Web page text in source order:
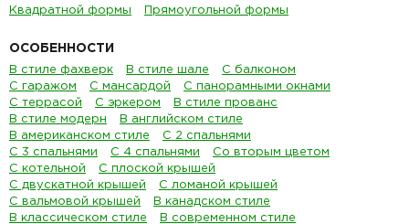
Квадратной формы
Прямоугольной формы
ОСОБЕННОСТИ
В стиле фахверк В стиле шале
С балконом
С гаражом
С мансардой
С панорамными окнами
С террасой
С эркером
В стиле прованс
В стиле модерн
В английском стиле
В американском стиле
С 2 спальнями
С 3 спальнями
С 4 спальнями
Со вторым цветом
С котельной
С плоской крышей
С двускатной крышей
С ломаной крышей
С вальмовой крышей
В канадском стиле
В классическом стиле
В современном стиле